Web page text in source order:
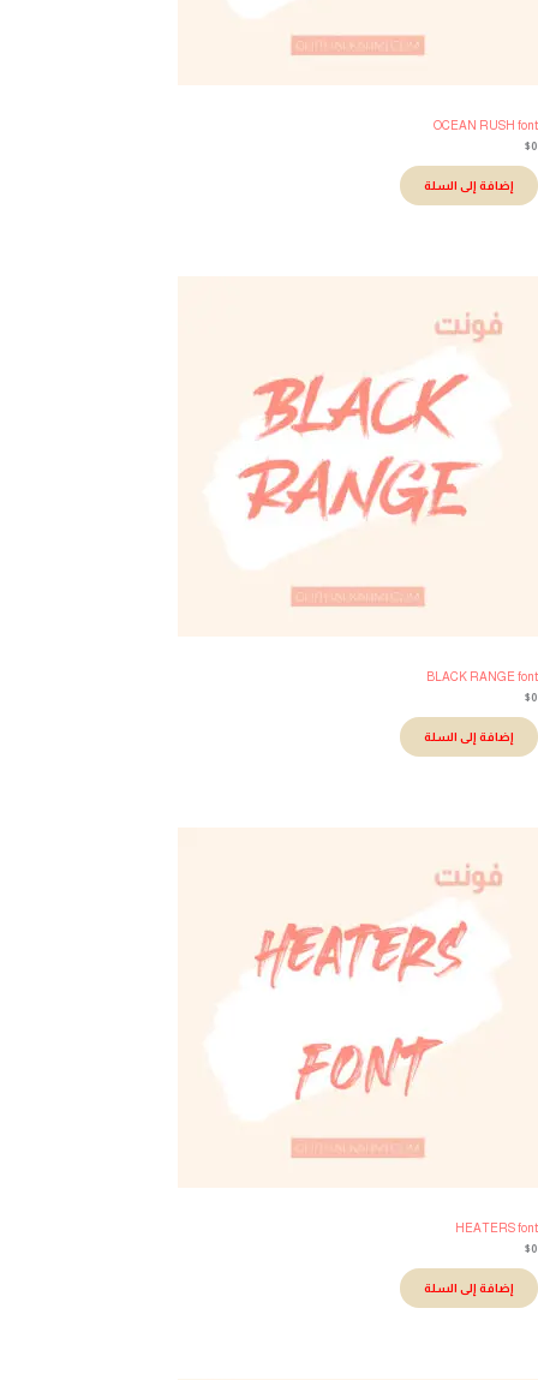
OCEAN RUSH
إضافة إلى السلة
BLACK RANGE
إضافة إلى السلة
HEATERS
إضافة إلى السلة